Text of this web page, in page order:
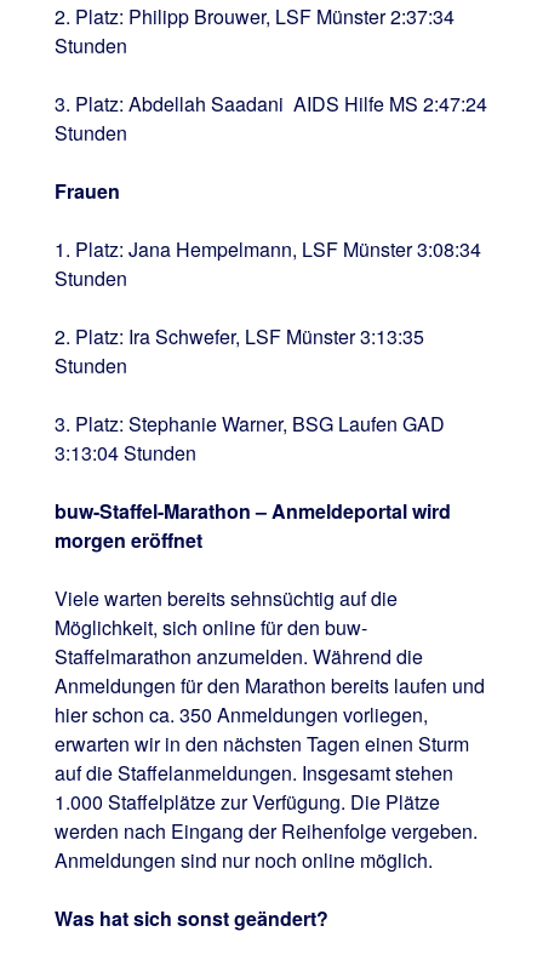
2. Platz: Philipp Brouwer, LSF Münster 2:37:34
Stunden
3. Platz: Abdellah Saadani AIDS Hilfe MS 2:47:24
Stunden
Frauen
1. Platz: Jana Hempelmann, LSF Münster 3:08:34
Stunden
2. Platz: Ira Schwefer, LSF Münster 3:13:35
Stunden
3. Platz: Stephanie Warner, BSG Laufen GAD
3:13:04 Stunden
buw-Staffel-Marathon – Anmeldeportal wird
morgen eröffnet
Viele warten bereits sehnsüchtig auf die
Möglichkeit, sich online für den buw-
Staffelmarathon anzumelden. Während die
Anmeldungen für den Marathon bereits laufen und
hier schon ca. 350 Anmeldungen vorliegen,
erwarten wir in den nächsten Tagen einen Sturm
auf die Staffelanmeldungen. Insgesamt stehen
1.000 Staffelplätze zur Verfügung. Die Plätze
werden nach Eingang der Reihenfolge vergeben.
Anmeldungen sind nur noch online möglich.
Was hat sich sonst geändert?